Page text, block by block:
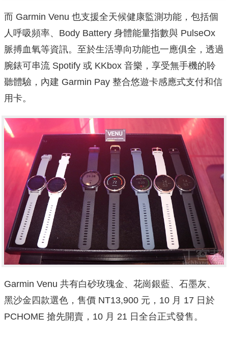
而 Garmin Venu 也支援全天候健康監測功能，包括個
人呼吸頻率、Body Battery 身體能量指數與 PulseOx
脈搏血氧等資訊。至於生活導向功能也一應俱全，透過
腕錶可串流 Spotify 或 KKbox 音樂，享受無手機的聆
聽體驗，內建 Garmin Pay 整合悠遊卡感應式支付和信
用卡。
Garmin Venu 共有白砂玫瑰金、花崗銀藍、石墨灰、
黑沙金四款選色，售價 NT13,900 元，10 月 17 日於
PCHOME 搶先開賣，10 月 21 日全台正式發售。